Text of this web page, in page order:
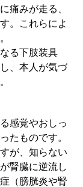
痛みが走る、
。これらによ
る下肢装具
、本人が気づ
感覚やおしっ
たものです。
が、知らない
腎臓に逆流し
（膀胱炎や腎